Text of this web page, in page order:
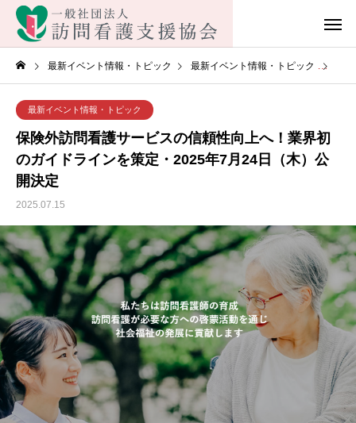
最新イベント情報・トピック 最新イベント情報・トピック
最新イベント情報・トピック
保険外訪問看護サービスの信頼性向上へ！業界初
のガイドラインを策定・2025年7月24日（木）公
開決定
2025.07.15